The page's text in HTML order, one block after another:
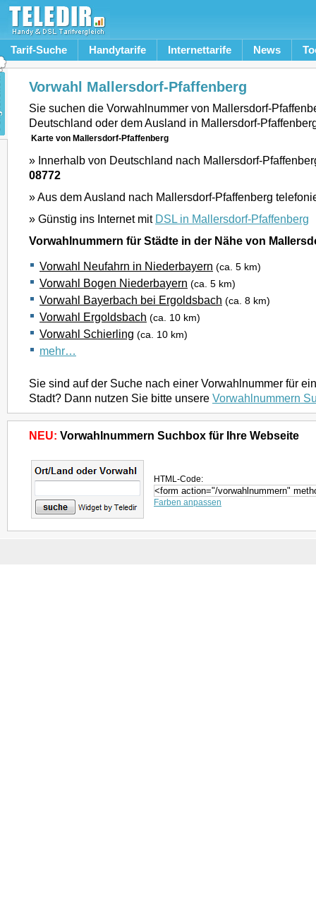
Tarif-Suche Handytarife Internettarife News
Vorwahl Mallersdorf-Pfaffenberg
Sie suchen die Vorwahlnummer von Mallersdorf-
Deutschland oder dem Ausland in Mallersdorf-
Karte von Mallersdorf-Pfaffenberg
» Innerhalb von Deutschland nach Mallersdorf-
08772
» Aus dem Ausland nach Mallersdorf-Pfaffenberg
» Günstig ins Internet mit DSL in Mallersdorf-Pfaffenberg
Vorwahlnummern für Städte in der Nähe von
Vorwahl Neufahrn in Niederbayern (ca. 5 km)
Vorwahl Bogen Niederbayern (ca. 5 km)
Vorwahl Bayerbach bei Ergoldsbach (ca. 8 km)
Vorwahl Ergoldsbach (ca. 10 km)
Vorwahl Schierling (ca. 10 km)
mehr…
Sie sind auf der Suche nach einer Vorwahlnummer für
Stadt? Dann nutzen Sie bitte unsere Vorwahlnummern
NEU: Vorwahlnummern Suchbox für Ihre Webseite
HTML-Code:
Farben anpassen